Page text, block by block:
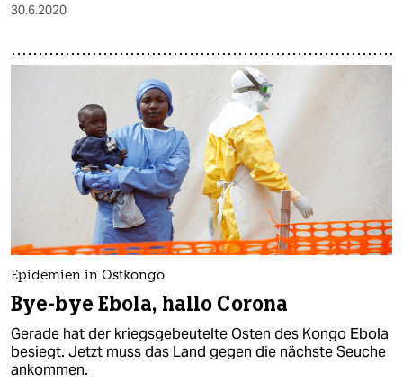
30.6.2020
Epidemien in Ostkongo
Bye-bye Ebola, hallo Corona
Gerade hat der kriegsgebeutelte Osten des Kongo Ebola
besiegt. Jetzt muss das Land gegen die nächste Seuche
ankommen.